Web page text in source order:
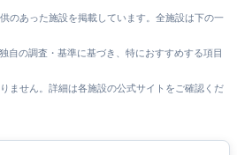
のあった施設を掲載しています。全施設は下の一
自の調査・基準に基づき、特におすすめする項目
ません。詳細は各施設の公式サイトをご確認くだ